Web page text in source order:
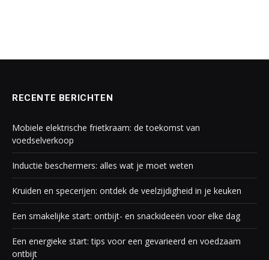
RECENTE BERICHTEN
Mobiele elektrische frietkraam: de toekomst van
voedselverkoop
Inductie beschermers: alles wat je moet weten
Kruiden en specerijen: ontdek de veelzijdigheid in je keuken
Een smakelijke start: ontbijt- en snackideeën voor elke dag
Een energieke start: tips voor een gevarieerd en voedzaam
ontbijt